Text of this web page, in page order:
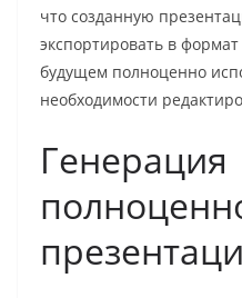
что созданную
экспортировать в
будущем полноценно
необходимости
Генерация